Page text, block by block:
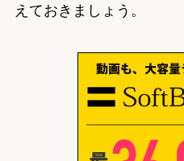
えておきましょう。